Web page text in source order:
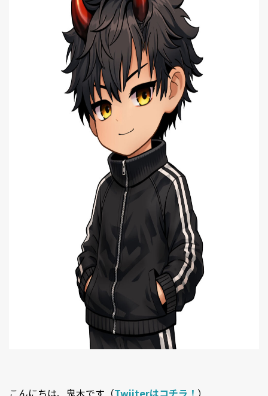
こんにちは、鬼木です（Twiiterはコチラ！ ）